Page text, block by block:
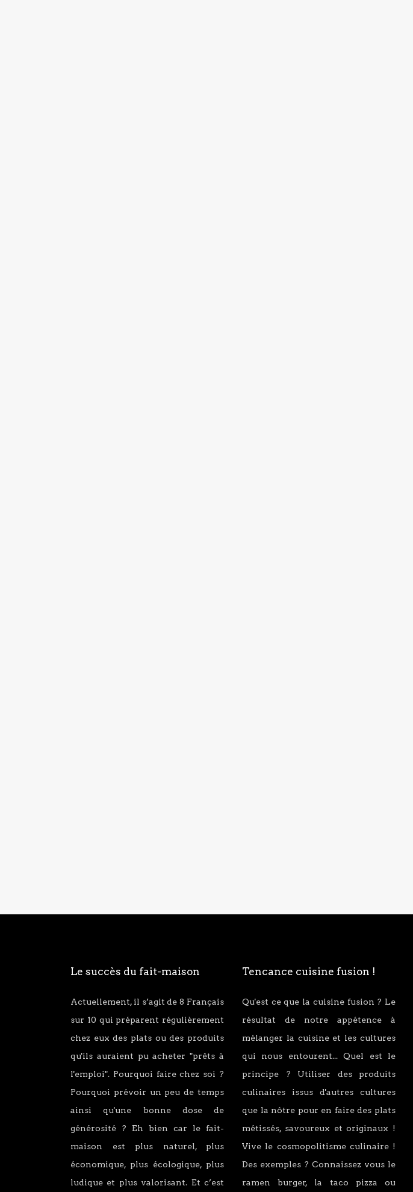
Le succès du fait-maison
Actuellement, il s’agit de 8 Français
sur 10 qui préparent régulièrement
chez eux des plats ou des produits
qu'ils auraient pu acheter "prêts à
l'emploi". Pourquoi faire chez soi ?
Pourquoi prévoir un peu de temps
ainsi qu'une bonne dose de
générosité ? Eh bien car le fait-
maison est plus naturel, plus
économique, plus écologique, plus
ludique et plus valorisant. Et c’est
Tencance cuisine fusion !
Qu'est ce que la cuisine fusion ? Le
résultat de notre appétence à
mélanger la cuisine et les cultures
qui nous entourent... Quel est le
principe ? Utiliser des produits
culinaires issus d'autres cultures
que la nôtre pour en faire des plats
métissés, savoureux et originaux !
Vive le cosmopolitisme culinaire !
Des exemples ? Connaissez vous le
ramen burger, la taco pizza ou